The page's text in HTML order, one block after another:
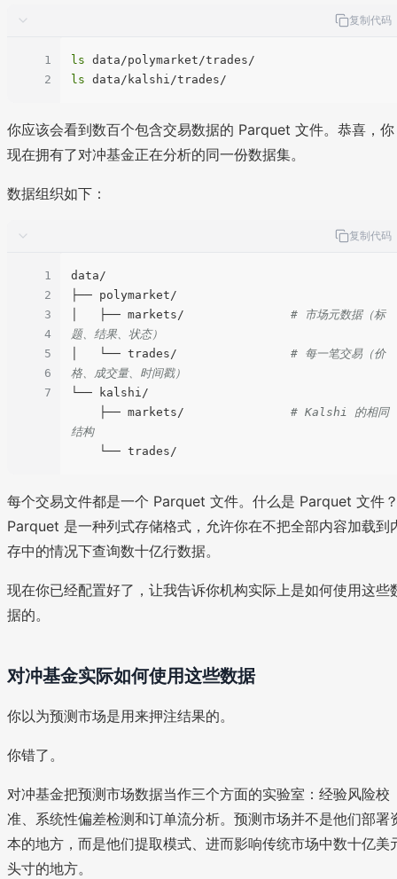
复制代码
1
2
ls
ls
你应该会看到数百个包含交易数据的 Parquet 文件。恭喜，你
现在拥有了对冲基金正在分析的同一份数据集。
数据组织如下：
复制代码
1
2
3
4
5
6
7
data/
├── polymarket/
│   ├── markets/ # 市场元数据（标
题、结果、状态）
│   └── trades/ # 每一笔交易（价
格、成交量、时间戳）
└── kalshi/
    ├── markets/
# Kalshi 的相同
结构
每个交易文件都是一个 Parquet 文件。什么是 Parquet 文件
Parquet 是一种列式存储格式，允许你在不把全部内容加载到
存中的情况下查询数十亿行数据。
现在你已经配置好了，让我告诉你机构实际上是如何使用这些
据的。
对冲基金实际如何使用这些数据
你以为预测市场是用来押注结果的。
你错了。
对冲基金把预测市场数据当作三个方面的实验室：经验风险校
准、系统性偏差检测和订单流分析。预测市场并不是他们部署
本的地方，而是他们提取模式、进而影响传统市场中数十亿美
头寸的地方。